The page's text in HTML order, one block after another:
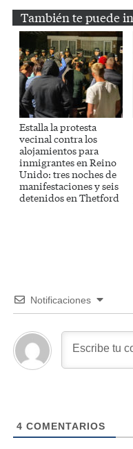
También te puede
Estalla la protesta
vecinal contra los
alojamientos para
inmigrantes en Reino
Unido: tres noches de
manifestaciones y seis
detenidos en Thetford
Notificaciones
4 COMENTARIOS